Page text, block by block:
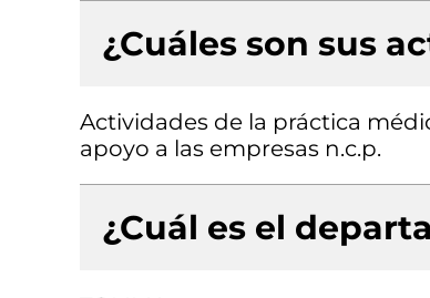
¿Cuáles son sus
Actividades de la práctica
apoyo a las empresas n.c.p.
¿Cuál es el